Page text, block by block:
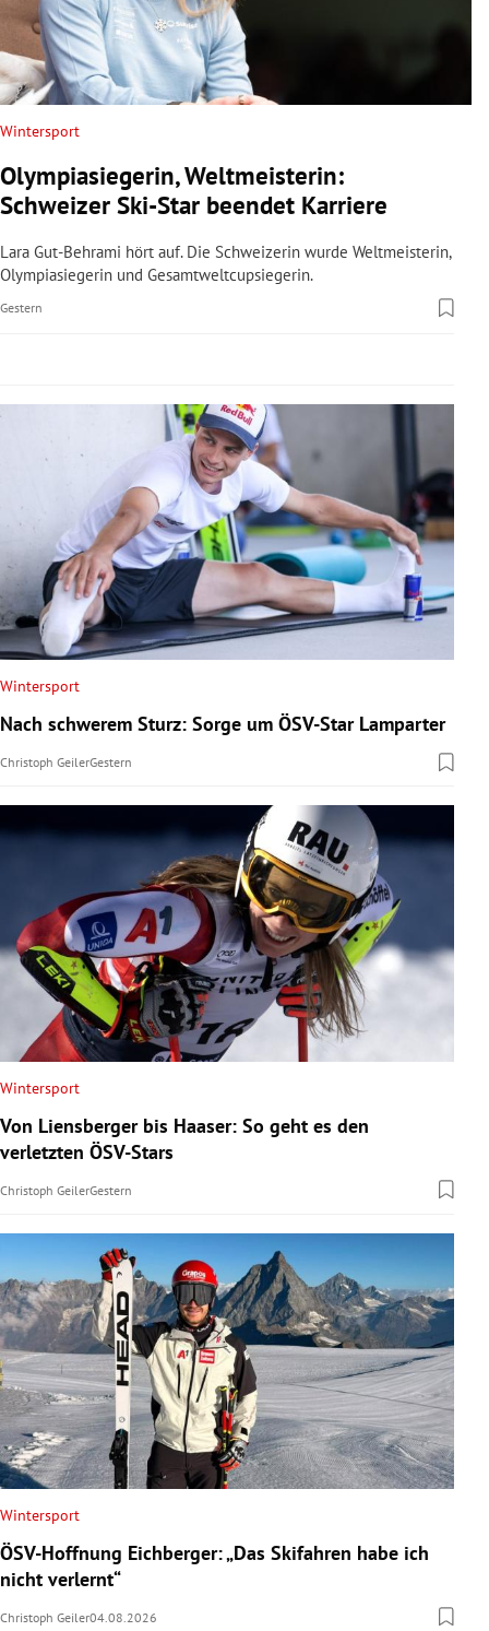
Untermenü
Untermenü
Untermenü
Untermenü
Untermenü
Wintersport
Olympiasiegerin, Weltmeisterin:
Schweizer Ski-Star beendet Karriere
Lara Gut-Behrami hört auf. Die Schweizerin wurde Weltmeisterin,
Olympiasiegerin und Gesamtweltcupsiegerin.
Gestern
Wintersport
Nach schwerem Sturz: Sorge um ÖSV-Star Lamparter
Christoph GeilerGestern
Wintersport
Von Liensberger bis Haaser: So geht es den
verletzten ÖSV-Stars
Christoph GeilerGestern
Wintersport
ÖSV-Hoffnung Eichberger: „Das Skifahren habe ich
nicht verlernt“
Christoph Geiler04.08.2026